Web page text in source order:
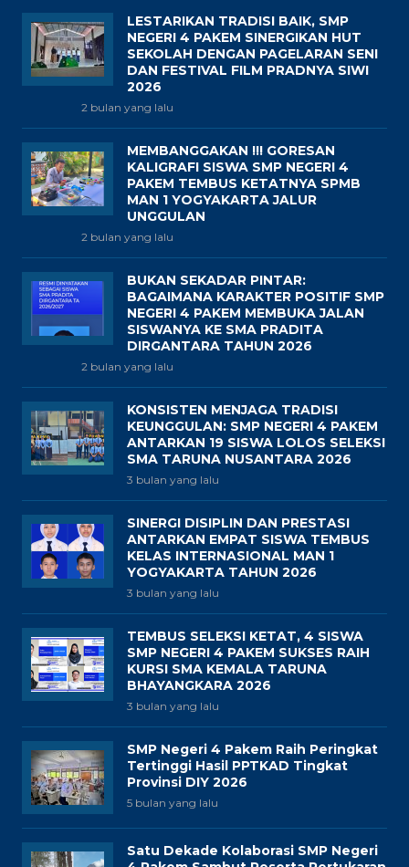
LESTARIKAN TRADISI BAIK, SMP
NEGERI 4 PAKEM SINERGIKAN HUT
SEKOLAH DENGAN PAGELARAN SENI
DAN FESTIVAL FILM PRADNYA SIWI
2026
2 bulan yang lalu
MEMBANGGAKAN !!! GORESAN
KALIGRAFI SISWA SMP NEGERI 4
PAKEM TEMBUS KETATNYA SPMB
MAN 1 YOGYAKARTA JALUR
UNGGULAN
2 bulan yang lalu
BUKAN SEKADAR PINTAR:
BAGAIMANA KARAKTER POSITIF SMP
NEGERI 4 PAKEM MEMBUKA JALAN
SISWANYA KE SMA PRADITA
DIRGANTARA TAHUN 2026
2 bulan yang lalu
KONSISTEN MENJAGA TRADISI
KEUNGGULAN: SMP NEGERI 4 PAKEM
ANTARKAN 19 SISWA LOLOS SELEKSI
SMA TARUNA NUSANTARA 2026
3 bulan yang lalu
SINERGI DISIPLIN DAN PRESTASI
ANTARKAN EMPAT SISWA TEMBUS
KELAS INTERNASIONAL MAN 1
YOGYAKARTA TAHUN 2026
3 bulan yang lalu
TEMBUS SELEKSI KETAT, 4 SISWA
SMP NEGERI 4 PAKEM SUKSES RAIH
KURSI SMA KEMALA TARUNA
BHAYANGKARA 2026
3 bulan yang lalu
SMP Negeri 4 Pakem Raih Peringkat
Tertinggi Hasil PPTKAD Tingkat
Provinsi DIY 2026
5 bulan yang lalu
Satu Dekade Kolaborasi SMP Negeri